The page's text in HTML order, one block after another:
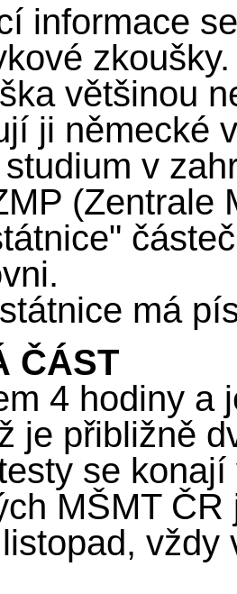
informace
zkoušky.
většinou
ji německé
v
(Zentrale
má
ČÁST
4 hodiny a
je přibližně
se
MŠMT
vždy